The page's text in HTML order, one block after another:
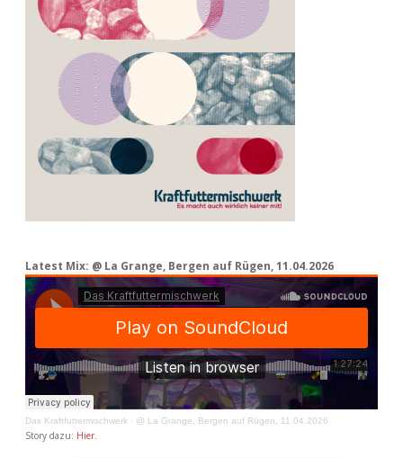
Latest Mix: @ La Grange, Bergen auf Rügen, 11.04.2026
Das Kraftfuttermischwerk · @ La Grange, Bergen auf Rügen, 11.04.2026
Story dazu: Hier.